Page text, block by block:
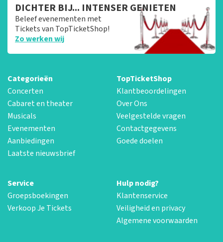
DICHTER BIJ... INTENSER GENIETEN
Beleef evenementen met
Tickets van TopTicketShop!
Zo werken wij
Categorieën
Concerten
Cabaret en theater
Musicals
Evenementen
Aanbiedingen
Laatste nieuwsbrief
TopTicketShop
Klantbeoordelingen
Over Ons
Veelgestelde vragen
Contactgegevens
Goede doelen
Service
Groepsboekingen
Verkoop Je Tickets
Hulp nodig?
Klantenservice
Veiligheid en privacy
Algemene voorwaarden